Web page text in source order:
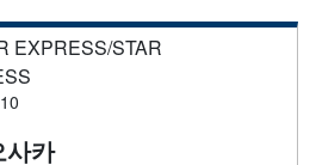
EXPRESS/STAR
카